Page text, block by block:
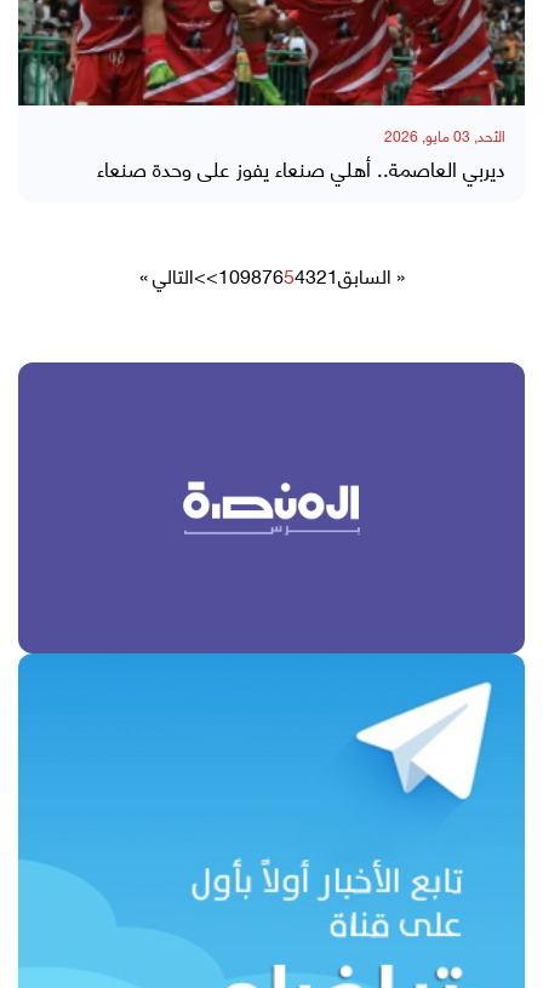
الأحد, 03 مايو, 2026
ديربي العاصمة.. أهلي صنعاء يفوز على وحدة صنعاء
« السابق1
2
3
4
5
6
7
8
9
10
>>التالي »